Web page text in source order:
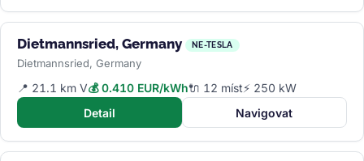
Dietmannsried, Germany NE-TESLA
Dietmannsried, Germany
📍 21.1 km V💰 0.410 EUR/kWh🔌 12 míst⚡ 250 kW
Detail
Navigovat